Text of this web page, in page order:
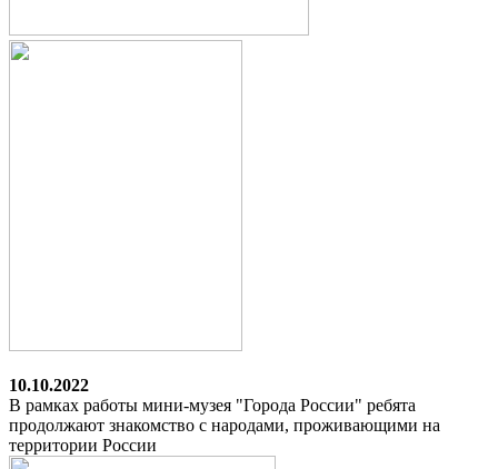
10.10.2022
В рамках работы мини-музея "Города России" ребята
продолжают знакомство с народами, проживающими на
территории России